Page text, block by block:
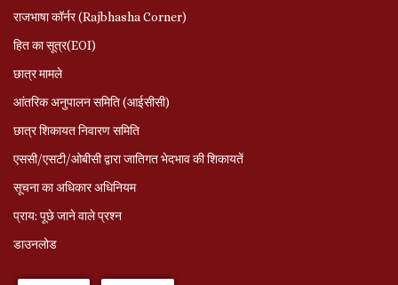
राजभाषा कॉर्नर (Rajbhasha Corner)
हित का सूत्र(EOI)
छात्र मामले
आंतरिक अनुपालन समिति (आईसीसी)
छात्र शिकायत निवारण समिति
एससी/एसटी/ओबीसी द्वारा जातिगत भेदभाव की शिकायतें
सूचना का अधिकार अधिनियम
प्राय: पूछे जाने वाले प्रश्‍न
डाउनलोड